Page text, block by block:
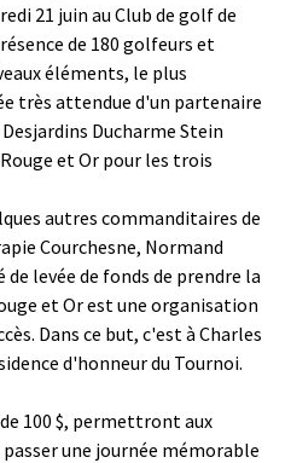
21 juin au Club de golf de
de 180 golfeurs et
éléments, le plus
très attendue d'un partenaire
Ducharme Stein
et Or pour les trois
autres commanditaires de
Courchesne, Normand
levée de fonds de prendre la
et Or est une organisation
Dans ce but, c'est à Charles
d'honneur du Tournoi.
100 $, permettront aux
une journée mémorable